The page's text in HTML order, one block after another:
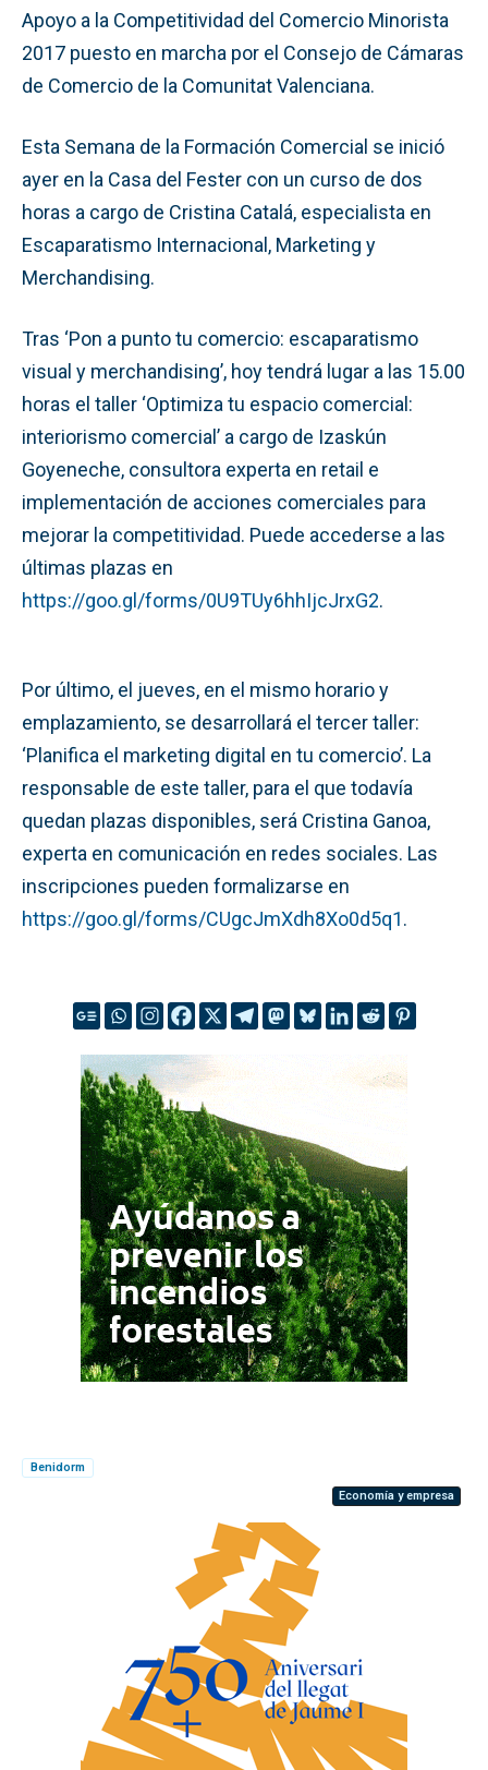
Apoyo a la Competitividad del Comercio Minorista
2017 puesto en marcha por el Consejo de Cámaras
de Comercio de la Comunitat Valenciana.
Esta Semana de la Formación Comercial se inició
ayer en la Casa del Fester con un curso de dos
horas a cargo de Cristina Catalá, especialista en
Escaparatismo Internacional, Marketing y
Merchandising.
Tras ‘Pon a punto tu comercio: escaparatismo
visual y merchandising’, hoy tendrá lugar a las 15.00
horas el taller ‘Optimiza tu espacio comercial:
interiorismo comercial’ a cargo de Izaskún
Goyeneche, consultora experta en retail e
implementación de acciones comerciales para
mejorar la competitividad. Puede accederse a las
últimas plazas en
https://goo.gl/forms/0U9TUy6hhIjcJrxG2.
Por último, el jueves, en el mismo horario y
emplazamiento, se desarrollará el tercer taller:
‘Planifica el marketing digital en tu comercio’. La
responsable de este taller, para el que todavía
quedan plazas disponibles, será Cristina Ganoa,
experta en comunicación en redes sociales. Las
inscripciones pueden formalizarse en
https://goo.gl/forms/CUgcJmXdh8Xo0d5q1.
Benidorm
Economía y empresa